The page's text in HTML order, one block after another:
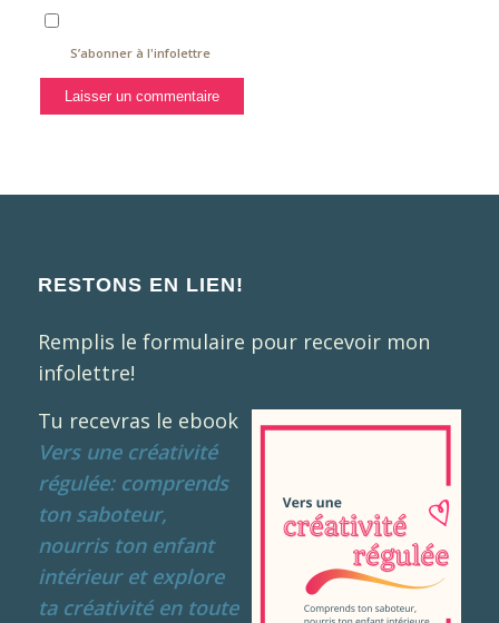
S’abonner à l'infolettre
RESTONS EN LIEN!
Remplis le formulaire pour recevoir mon
infolettre!
Tu recevras le ebook
Vers une créativité
régulée: comprends
ton saboteur,
nourris ton enfant
intérieur et explore
ta créativité en toute